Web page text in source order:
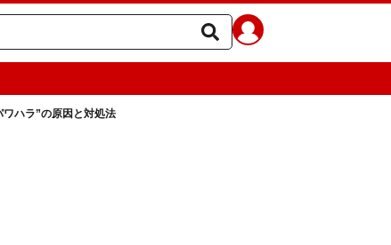
ハラ”の原因と対処法